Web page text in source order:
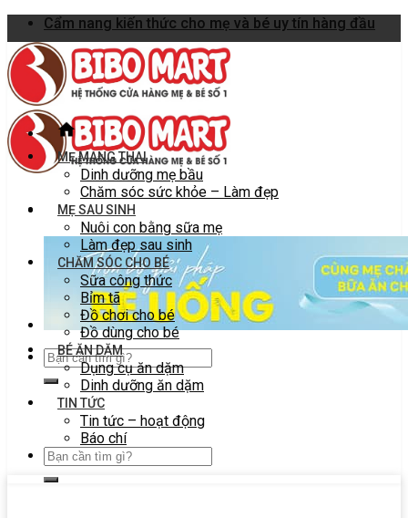
Skip
to
content
Cẩm nang kiến thức cho mẹ và bé uy tín hàng đầu
MẸ MANG THAI
Dinh dưỡng mẹ bầu
Chăm sóc sức khỏe – Làm đẹp
MẸ SAU SINH
Nuôi con bằng sữa mẹ
Làm đẹp sau sinh
CHĂM SÓC CHO BÉ
Sữa công thức
Bỉm tã
Đồ chơi cho bé
Đồ dùng cho bé
BÉ ĂN DẶM
Dụng cụ ăn dặm
Dinh dưỡng ăn dặm
TIN TỨC
Tin tức – hoạt động
Báo chí